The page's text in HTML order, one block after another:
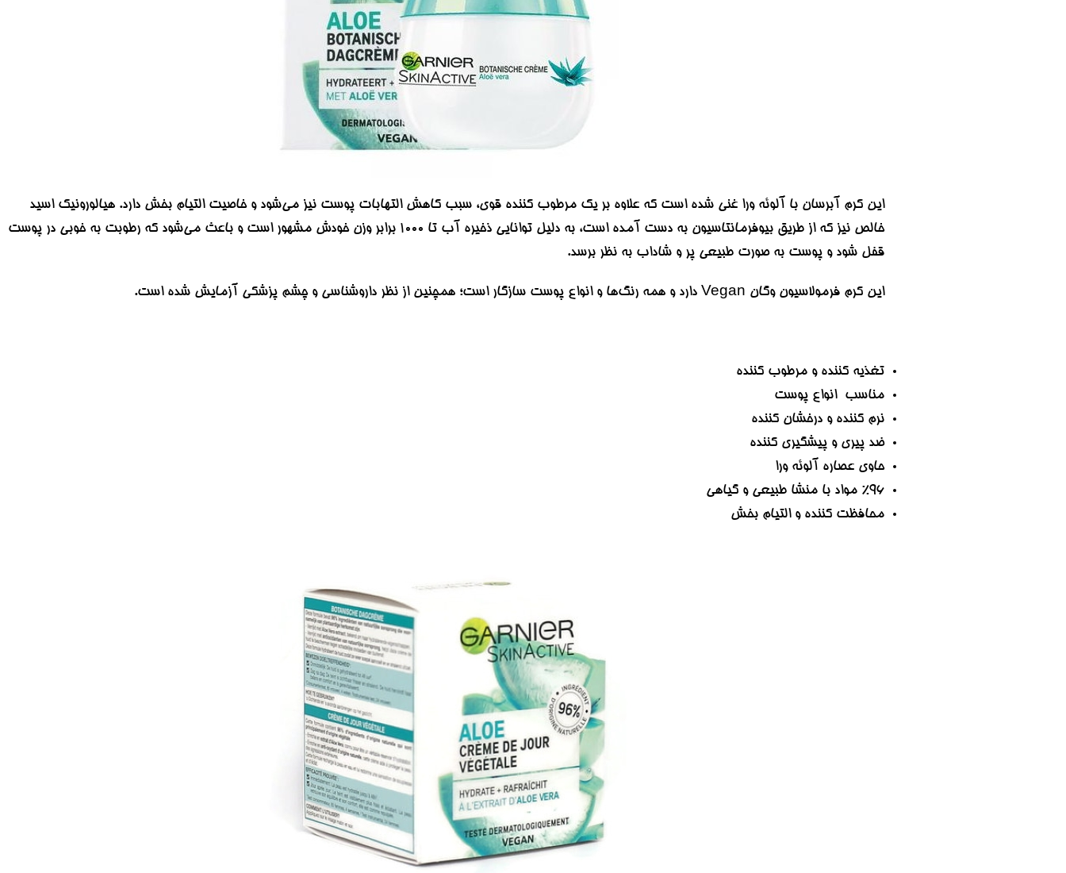
این کرم آبرسان با آلوئه ورا غنی شده است که علاوه بر یک مرطوب کننده قوی، سبب کاهش التهابات پوست نیز می‌شود و خاصیت التیام بخش دارد. هیالورونیک اسید
خالص نیز که از طریق بیوفرمانتاسیون به دست آمده است، به دلیل توانایی ذخیره آب تا ۱۰۰۰ برابر وزن خودش مشهور است و باعث می‌شود که رطوبت به خوبی در پوست
قفل شود و پوست به صورت طبیعی پر و شاداب به نظر برسد.
این کرم فرمولاسیون وگان Vegan دارد و همه رنگ‌ها و انواع پوست سازگار است؛ همچنین از نظر داروشناسی و چشم پزشکی آزمایش شده است.
تغذیه کننده و مرطوب کننده
مناسب انواع پوست
نرم کننده و درخشان کننده
ضد پیری و پیشگیری کننده
حاوی عصاره آلوئه ورا
٩٦% مواد با منشا طبیعی و گیاهی
محافظت کننده و التیام بخش